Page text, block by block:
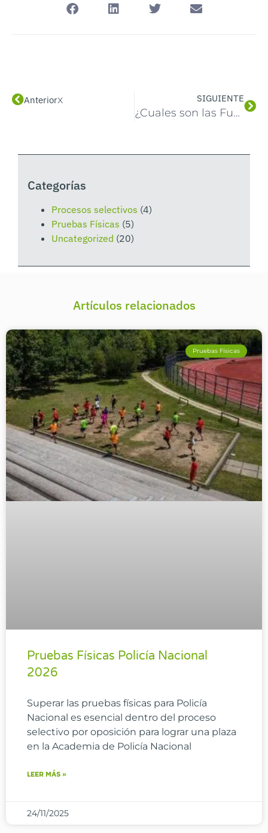
Anteriorx SIGUIENTE
¿Cuales son las Fuerzas y Cuerpos de Seguridad del Estado (FFCCSE)?
Categorías
Procesos selectivos (4)
Pruebas Físicas (5)
Uncategorized (20)
Artículos relacionados
Pruebas Físicas
Pruebas Físicas Policía Nacional
2026
Superar las pruebas físicas para Policía
Nacional es esencial dentro del proceso
selectivo por oposición para lograr una plaza
en la Academia de Policía Nacional
LEER MÁS »
24/11/2025